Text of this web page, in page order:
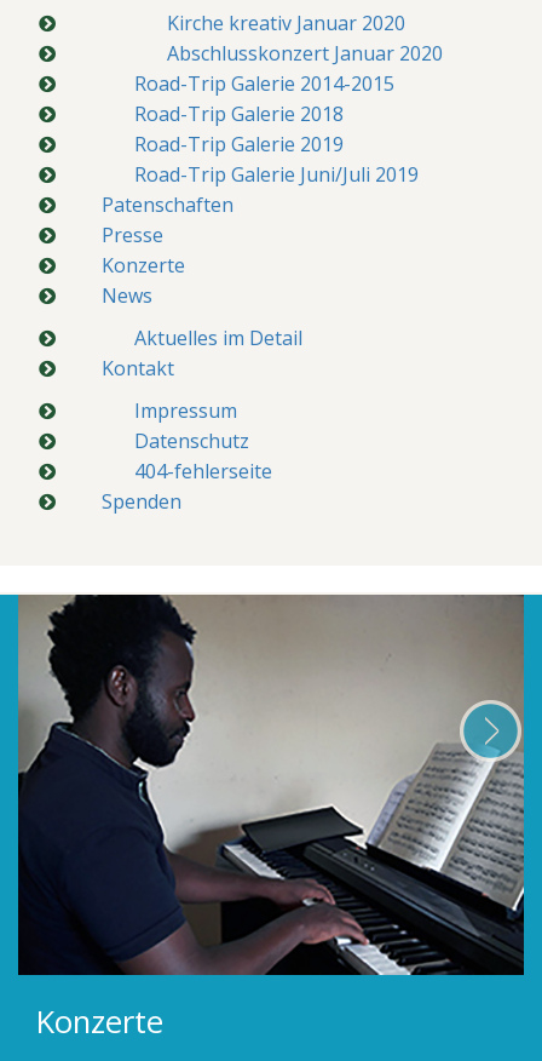
Kirche kreativ Januar 2020
Abschlusskonzert Januar 2020
Road-Trip Galerie 2014-2015
Road-Trip Galerie 2018
Road-Trip Galerie 2019
Road-Trip Galerie Juni/Juli 2019
Patenschaften
Presse
Konzerte
News
Aktuelles im Detail
Kontakt
Impressum
Datenschutz
404-fehlerseite
Spenden
Konzerte